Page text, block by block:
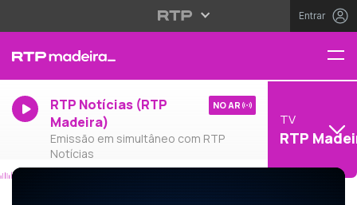
Entrar
RTP Notícias (RTP
Madeira)
Emissão em simultâneo com RTP
Notícias
NO AR
TV
RTP